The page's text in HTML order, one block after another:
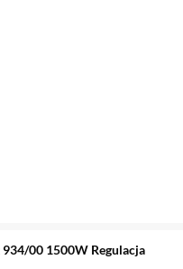
00 1500W Regulacja